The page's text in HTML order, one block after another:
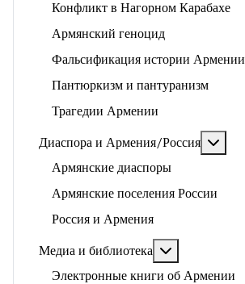
Конфликт в Нагорном Карабахе
Армянский геноцид
Фальсификация истории Армении
Пантюркизм и пантуранизм
Трагедии Армении
Диаспора и Армения/Россия
Армянские диаспоры
Армянские поселения России
Россия и Армения
Медиа и библиотека
Электронные книги об Армении